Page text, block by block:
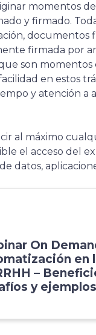
momentos
y firmado.
documentos
firmada por
son momentos
en estos
y atención a
al máximo
el acceso del
datos,
On
en
–
y ejemplos